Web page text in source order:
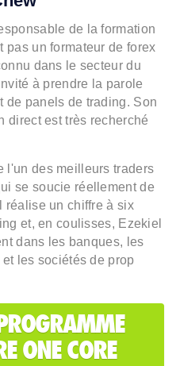
de la formation
pas un formateur de forex
dans le secteur du
à prendre la parole
de panels de trading. Son
direct est très recherché
l'un des meilleurs traders
se soucie réellement de
réalise un chiffre à six
et, en coulisses, Ezekiel
dans les banques, les
les sociétés de prop
ONE CORE